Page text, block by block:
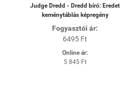
Judge Dredd - Dredd bíró: Eredet
keménytáblás képregény
Fogyasztói ár:
6495 Ft
Online ár:
5 845 Ft